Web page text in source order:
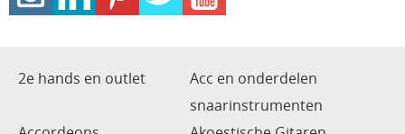
2e hands en outlet
Acc en onderdelen
snaarinstrumenten